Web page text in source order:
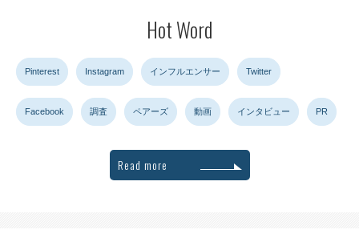
Hot Word
Pinterest Instagram インフルエンサー Twitter
Facebook 調査 ペアーズ 動画 インタビュー PR
Read more